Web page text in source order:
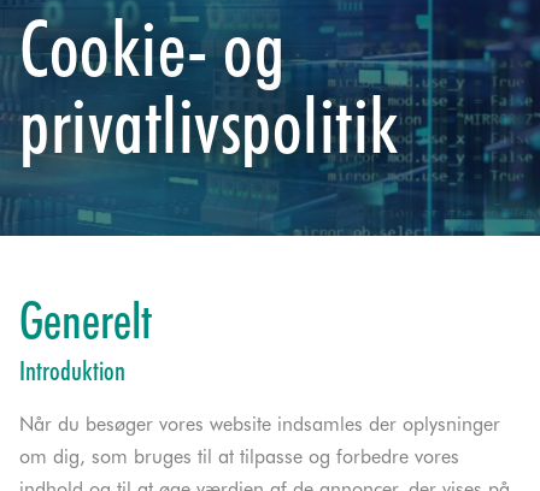
Cookie- og
privatlivspolitik
Generelt
Introduktion
Når du besøger vores website indsamles der oplysninger
om dig, som bruges til at tilpasse og forbedre vores